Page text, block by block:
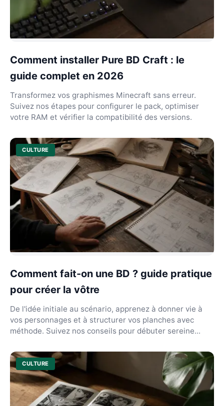
Comment installer Pure BD Craft : le
guide complet en 2026
Transformez vos graphismes Minecraft sans erreur.
Suivez nos étapes pour configurer le pack, optimiser
votre RAM et vérifier la compatibilité des versions.
CULTURE
Comment fait-on une BD ? guide pratique
pour créer la vôtre
De l'idée initiale au scénario, apprenez à donner vie à
vos personnages et à structurer vos planches avec
méthode. Suivez nos conseils pour débuter sereine...
CULTURE